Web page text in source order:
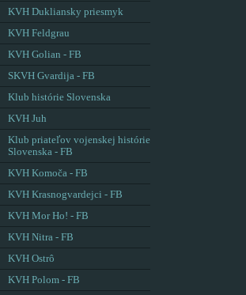
KVH Dukliansky priesmyk
KVH Feldgrau
KVH Golian - FB
SKVH Gvardija - FB
Klub histórie Slovenska
KVH Juh
Klub priateľov vojenskej histórie
Slovenska - FB
KVH Komoča - FB
KVH Krasnogvardejci - FB
KVH Mor Ho! - FB
KVH Nitra - FB
KVH Ostrô
KVH Polom - FB